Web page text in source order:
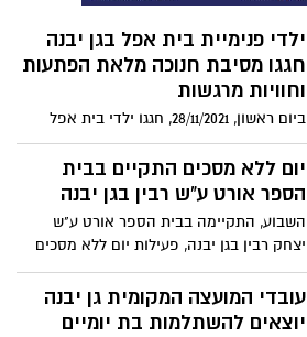
ילדי פנימיית בית אפל בגן יבנה
חגגו מסיבת חנוכה מלאת הפתעות
וחוויות מרגשות
ביום ראשון, 28/11/2021, חגגו ילדי בית אפל
מסיבת חנוכה בלתי נשכחת אשר יצאה לפועל
הודות לספיר הרוש, סטודנטית ללימודי הפקת
אירועים במכללת רמת גן שרתמה את כל
נשכחת.
יום ללא מסכים התקיים בבית
הספר אורט ע"ש רבין בגן יבנה
השבוע, התקיימה בבית הספר אורט ע"ש
יצחק רבין בגן יבנה, פעילות יום ללא מסכים
שמטרתה הקטנת הנזקים הנגרמים לחיינו
בעקבות התלות במסכי המחשב, הטלוויזיה
והסמארטפון,
עובדי המועצה המקומית גן יבנה
יוצאים להשתלמות בת יומיים